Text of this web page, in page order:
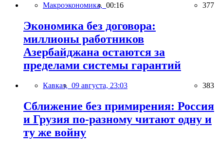
Макроэкономика, 00:16 377
Экономика без договора:
миллионы работников
Азербайджана остаются за
пределами системы гарантий
Кавказ, 09 августа, 23:03 383
Сближение без примирения: Россия
и Грузия по-разному читают одну и
ту же войну